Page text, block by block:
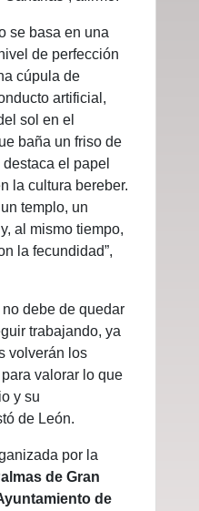
se basa en una
de perfección
cúpula de
artificial,
sol en el
baña un friso de
el papel
la cultura bereber.
templo, un
al mismo tiempo,
la fecundidad”,
debe de quedar
trabajando, ya
volverán los
valorar lo que
y su
de León.
por la
de Gran
de